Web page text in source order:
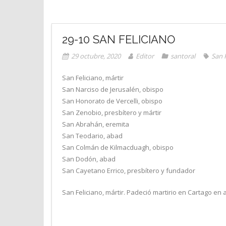
29-10 SAN FELICIANO
29 octubre, 2020 Editor santoral San
San Feliciano, mártir
San Narciso de Jerusalén, obispo
San Honorato de Vercelli, obispo
San Zenobio, presbítero y mártir
San Abrahán, eremita
San Teodario, abad
San Colmán de Kilmacduagh, obispo
San Dodón, abad
San Cayetano Errico, presbítero y fundador
San Feliciano, mártir. Padeció martirio en Cartago